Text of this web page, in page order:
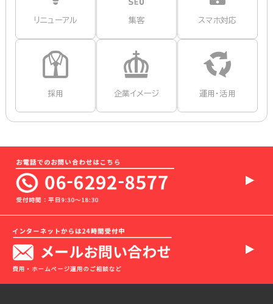
リニューアル 集客 スマホ対応
採用 企業イメージ 運用・活用